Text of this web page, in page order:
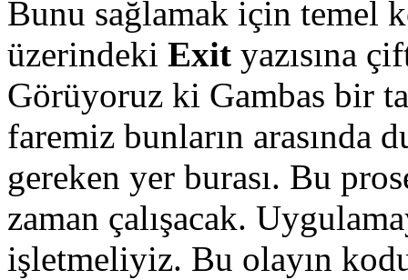
Bunu sağlamak için temel
üzerindeki Exit yazısına
Görüyoruz ki Gambas bir
faremiz bunların arasında
gereken yer burası. Bu
zaman çalışacak.
işletmeliyiz. Bu olayın